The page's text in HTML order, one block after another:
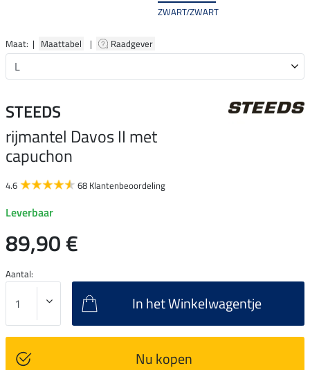
ZWART/ZWART
Maat: | Maattabel | Raadgever
STEEDS
rijmantel Davos II met
capuchon
4.6 68 Klantenbeoordeling
Leverbaar
89,90 €
Aantal:
In het Winkelwagentje
Nu kopen